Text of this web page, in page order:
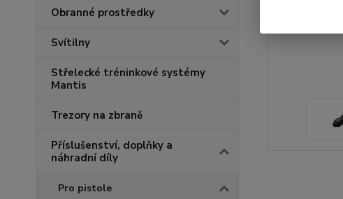
Obranné prostředky
Svítilny
Střelecké tréninkové systémy
Mantis
Trezory na zbraně
Příslušenství, doplňky a
náhradní díly
Pro pistole